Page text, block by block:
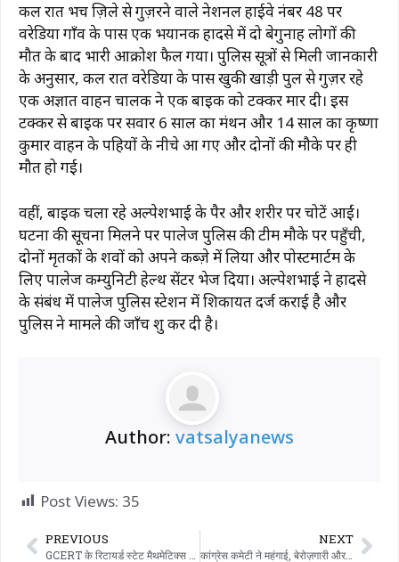
कल रात भरूच ज़िले से गुज़रने वाले नेशनल हाईवे नंबर 48 पर
वरेडिया गाँव के पास एक भयानक हादसे में दो बेगुनाह लोगों की
मौत के बाद भारी आक्रोश फैल गया। पुलिस सूत्रों से मिली जानकारी
के अनुसार, कल रात वरेडिया के पास खुकी खाड़ी पुल से गुज़र रहे
एक अज्ञात वाहन चालक ने एक बाइक को टक्कर मार दी। इस
टक्कर से बाइक पर सवार 6 साल का मंथन और 14 साल का कृष्णा
कुमार वाहन के पहियों के नीचे आ गए और दोनों की मौके पर ही
मौत हो गई।
वहीं, बाइक चला रहे अल्पेशभाई के पैर और शरीर पर चोटें आईं।
घटना की सूचना मिलने पर पालेज पुलिस की टीम मौके पर पहुँची,
दोनों मृतकों के शवों को अपने कब्ज़े में लिया और पोस्टमार्टम के
लिए पालेज कम्युनिटी हेल्थ सेंटर भेज दिया। अल्पेशभाई ने हादसे
के संबंध में पालेज पुलिस स्टेशन में शिकायत दर्ज कराई है और
पुलिस ने मामले की जाँच शुरू कर दी है।
Author: vatsalyanews
Post Views: 35
PREVIOUS NEXT
कांग्रेस कमेटी ने महंगाई, बेरोज़गारी और पेपर लीक के मुद्दों पर भिलोडा में विरोध प्रदर्शन किया और सरकार के ख़िलाफ़ और विरोध करने की चेतावनी दी।